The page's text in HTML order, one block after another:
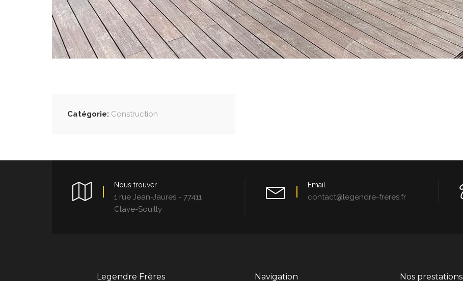
Catégorie: Construction
Nous trouver
1 rue Jean-Jaures - 77411
Claye-Souilly
Email
contact@legendre-freres.fr
Legendre Frères Navigation Nos prestations